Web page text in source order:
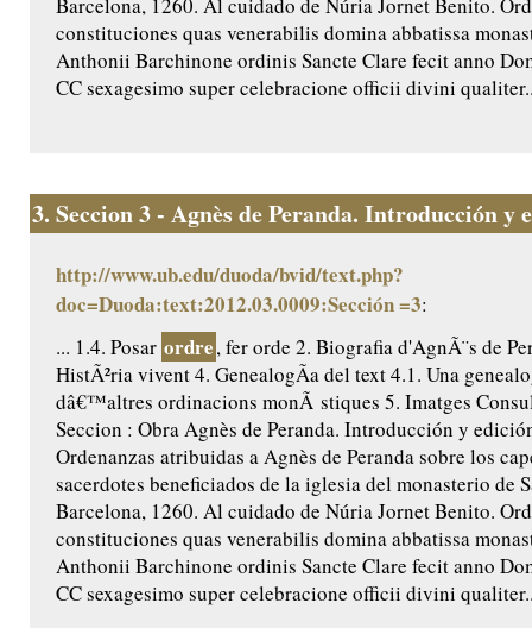
Barcelona, 1260. Al cuidado de Núria Jornet Benito.
constituciones quas venerabilis domina abbatissa
Anthonii Barchinone ordinis Sancte Clare fecit anno
CC sexagesimo super celebracione officii divini
3. Seccion 3 - Agnès de Peranda. Introducción y
http://www.ub.edu/duoda/bvid/text.php?
doc=Duoda:text:2012.03.0009:Sección =3:
... 1.4. Posar ordre, fer orde 2. Biografia d'AgnÃ¨s de
HistÃ²ria vivent 4. GenealogÃ­a del text 4.1. Una
dâ€™altres ordinacions monÃ stiques 5. Imatges
Seccion : Obra Agnès de Peranda. Introducción y
Ordenanzas atribuidas a Agnès de Peranda sobre los
sacerdotes beneficiados de la iglesia del monasterio de
Barcelona, 1260. Al cuidado de Núria Jornet Benito.
constituciones quas venerabilis domina abbatissa
Anthonii Barchinone ordinis Sancte Clare fecit anno
CC sexagesimo super celebracione officii divini